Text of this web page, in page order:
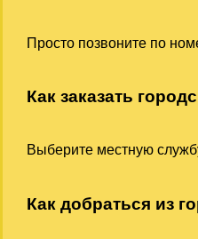
Просто позвоните по
Как заказать
Выберите местную
Как добраться из